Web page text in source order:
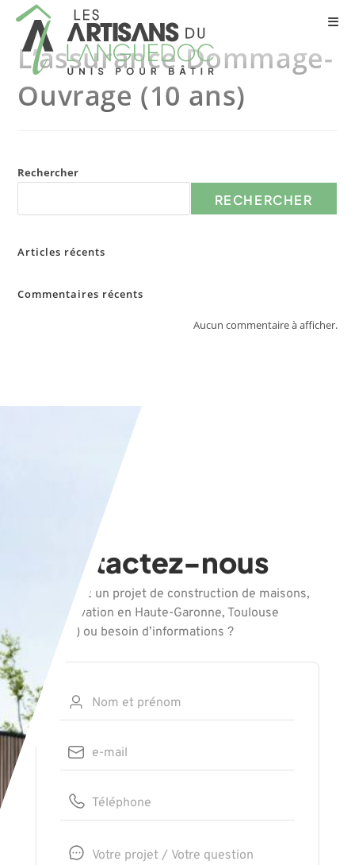
L’assurance Dommage-
Ouvrage (10 ans)
Rechercher
RECHERCHER
Articles récents
Commentaires récents
Aucun commentaire à afficher.
Contactez-nous
Vous avez un projet de construction de maisons,
de rénovation en Haute-Garonne, Toulouse
(31000) ou besoin d’informations ?